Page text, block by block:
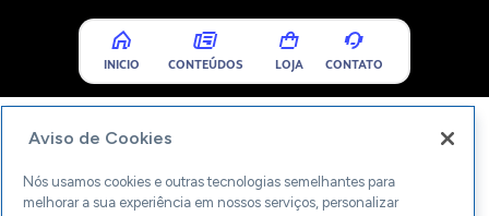
INICIO CONTEÚDOS LOJA CONTATO
Aviso de Cookies
Nós usamos cookies e outras tecnologias semelhantes para
melhorar a sua experiência em nossos serviços, personalizar